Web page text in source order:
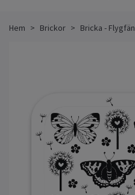
Hem Brickor Bricka - Flygfän